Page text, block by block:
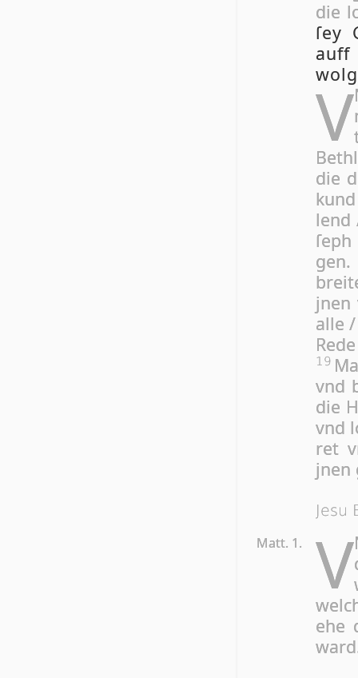
die
ſey
auff
V
die
lend
gen.
jnen
al­le
19
vnd
die
vnd
ret
jnen
Matt. 1. V
ehe